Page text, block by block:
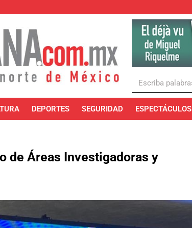
DEPORTES SEGURIDAD ESPECTÁCULOS
de Áreas Investigadoras y